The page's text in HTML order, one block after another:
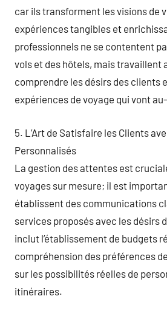
car ils transforment les visions de
expériences tangibles et
professionnels ne se contentent
vols et des hôtels, mais travaillent
comprendre les désirs des clients
expériences de voyage qui vont
5. L’Art de Satisfaire les Clients
Personnalisés
La gestion des attentes est
voyages sur mesure; il est
établissent des communications
services proposés avec les désirs
inclut l’établissement de budgets
compréhension des préférences
sur les possibilités réelles de
itinéraires.